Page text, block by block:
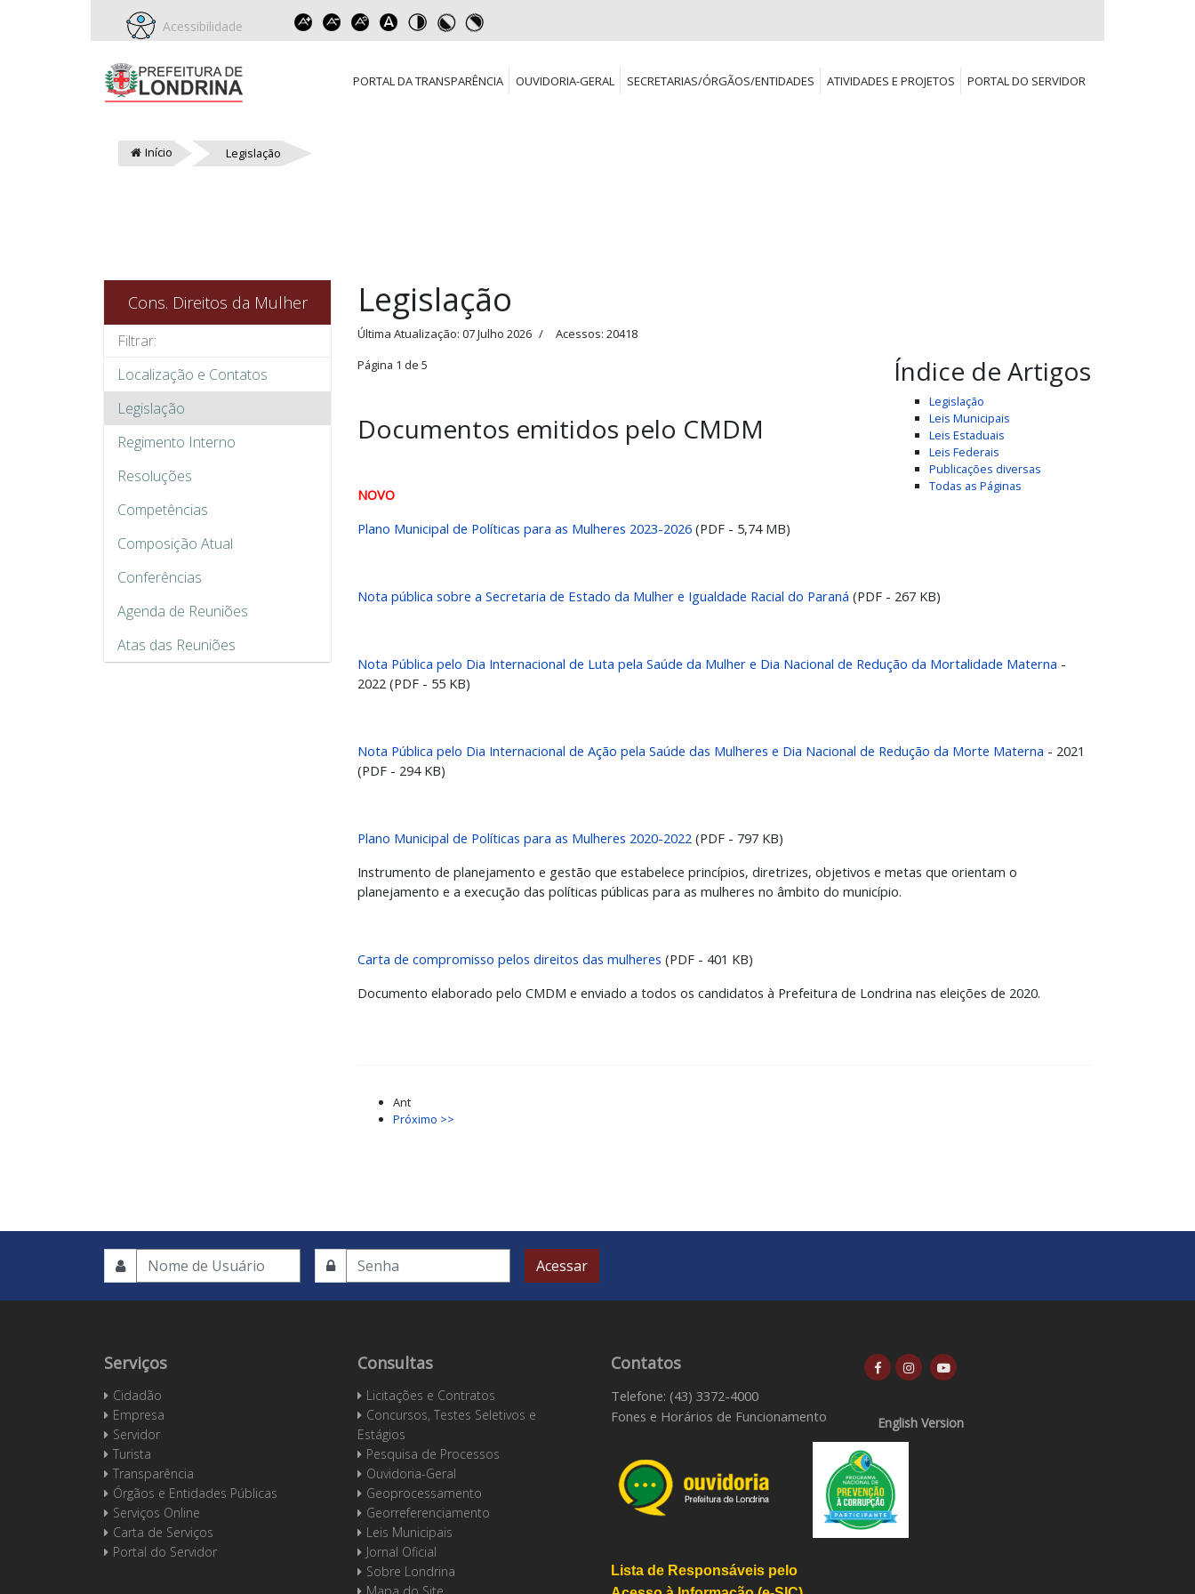
Acessibilidade
PORTAL DA TRANSPARÊNCIA OUVIDORIA-GERAL SECRETARIAS/ÓRGÃOS/ENTIDADES ATIVIDADES E PROJETOS PORTAL DO SERVIDOR
Início Legislação
Cons. Direitos da Mulher
Localização e Contatos
Legislação
Regimento Interno
Resoluções
Competências
Composição Atual
Conferências
Agenda de Reuniões
Atas das Reuniões
Legislação
Última Atualização: 07 Julho 2026 Acessos: 20418
Índice de Artigos
Legislação
Leis Municipais
Leis Estaduais
Leis Federais
Publicações diversas
Todas as Páginas
Página 1 de 5
Documentos emitidos pelo CMDM
NOVO
Plano Municipal de Políticas para as Mulheres 2023-2026 (PDF - 5,74 MB)
Nota pública sobre a Secretaria de Estado da Mulher e Igualdade Racial do Paraná (PDF - 267 KB)
Nota Pública pelo Dia Internacional de Luta pela Saúde da Mulher e Dia Nacional de Redução da Mortalidade Materna -
2022 (PDF - 55 KB)
Nota Pública pelo Dia Internacional de Ação pela Saúde das Mulheres e Dia Nacional de Redução da Morte Materna - 2021
(PDF - 294 KB)
Plano Municipal de Políticas para as Mulheres 2020-2022 (PDF - 797 KB)
Instrumento de planejamento e gestão que estabelece princípios, diretrizes, objetivos e metas que orientam o
planejamento e a execução das políticas públicas para as mulheres no âmbito do município.
Carta de compromisso pelos direitos das mulheres (PDF - 401 KB)
Documento elaborado pelo CMDM e enviado a todos os candidatos à Prefeitura de Londrina nas eleições de 2020.
Ant
Próximo >>
Acessar
Serviços
Cidadão
Empresa
Servidor
Turista
Transparência
Órgãos e Entidades Públicas
Serviços Online
Carta de Serviços
Portal do Servidor
Consultas
Licitações e Contratos
Concursos, Testes Seletivos e
Estágios
Pesquisa de Processos
Ouvidoria-Geral
Geoprocessamento
Georreferenciamento
Leis Municipais
Jornal Oficial
Sobre Londrina
Contatos
Telefone: (43) 3372-4000
Fones e Horários de Funcionamento
Lista de Responsáveis pelo
English Version